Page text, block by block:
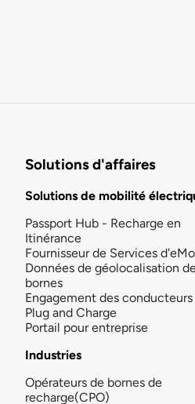
Solutions d'affaires
Solutions de mobilité
Passport Hub - Recharge en
Itinérance
Fournisseur de Services
Données de géolocalisation
bornes
Engagement des conducteurs
Plug and Charge
Portail pour entreprise
Industries
Opérateurs de bornes de
recharge(CPO)